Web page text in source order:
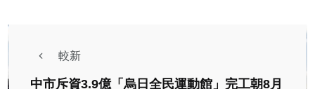
較新
中市斥資3.9億「烏日全民運動館」完工朝8月